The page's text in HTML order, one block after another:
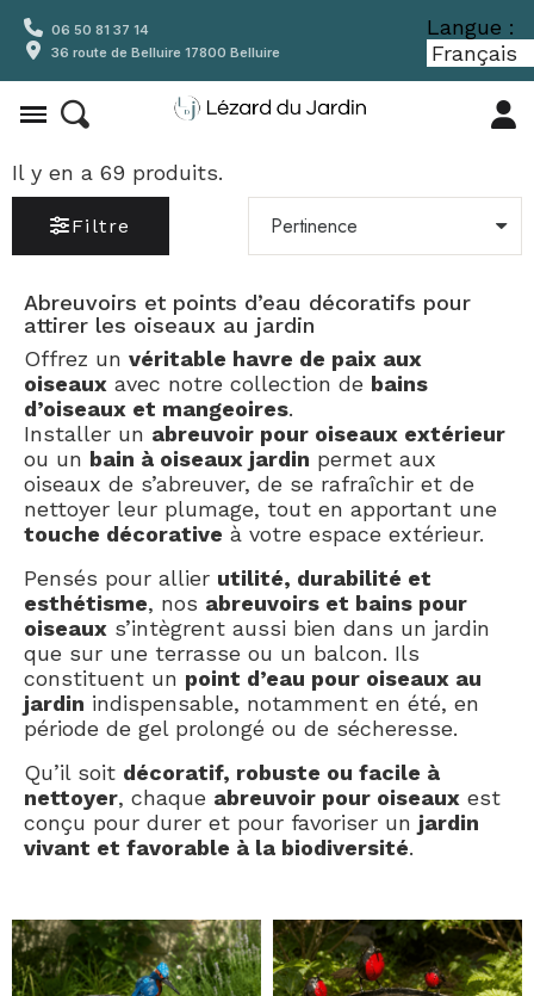
06 50 81 37 14
36 route de Belluire 17800 Belluire
Langue :
Il y en a 69 produits.
Filtre
Abreuvoirs et points d’eau décoratifs pour
attirer les oiseaux au jardin
Offrez un véritable havre de paix aux
oiseaux avec notre collection de bains
d’oiseaux et mangeoires.
Installer un abreuvoir pour oiseaux extérieur
ou un bain à oiseaux jardin permet aux
oiseaux de s’abreuver, de se rafraîchir et de
nettoyer leur plumage, tout en apportant une
touche décorative à votre espace extérieur.
Pensés pour allier utilité, durabilité et
esthétisme, nos abreuvoirs et bains pour
oiseaux s’intègrent aussi bien dans un jardin
que sur une terrasse ou un balcon. Ils
constituent un point d’eau pour oiseaux au
jardin indispensable, notamment en été, en
période de gel prolongé ou de sécheresse.
Qu’il soit décoratif, robuste ou facile à
nettoyer, chaque abreuvoir pour oiseaux est
conçu pour durer et pour favoriser un jardin
vivant et favorable à la biodiversité.